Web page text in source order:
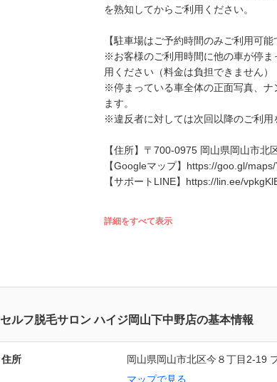
を熟知してからご利用ください。
【駐車場はご予約時間のみご利用可能
※お客様のご利用時間に他の車が停ま
用ください（料金は負担できません）
※停まっている車全体の正面写真、ナ
ます。
※違反者に対しては次回以降のご利用
【住所】〒700-0975 岡山県岡山市
【Googleマップ】https://goo.gl/
【サポートLINE】https://lin.ee/
詳細をすべて表示
セルフ脱毛サロン ハイジ岡山下中野店の基本情報
住所
岡山県岡山市北区今８丁目2-19
マップで見る